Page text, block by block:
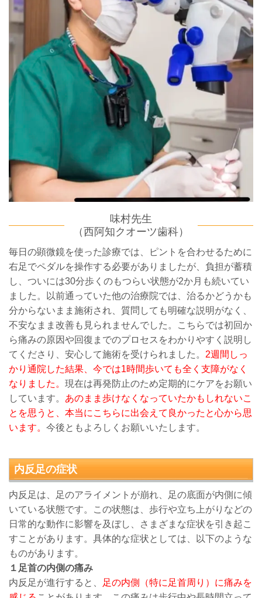
味村先生
（西阿知クオーツ歯科）
毎日の顕微鏡を使った診療では、ピントを合わせるために
右足でペダルを操作する必要がありましたが、負担が蓄積
し、ついには30分歩くのもつらい状態が2か月も続いてい
ました。以前通っていた他の治療院では、治るかどうかも
分からないまま施術され、質問しても明確な説明がなく、
不安なまま改善も見られませんでした。こちらでは初回か
ら痛みの原因や回復までのプロセスをわかりやすく説明し
てくださり、安心して施術を受けられました。 2週間しっ
かり通院した結果、今では1時間歩いても全く支障がなく
なりました。 現在は再発防止のため定期的にケアをお願い
しています。 あのまま歩けなくなっていたかもしれないこ
とを思うと、本当にこちらに出会えて良かったと心から思
います。 今後ともよろしくお願いいたします。
内反足の症状
内反足は、足のアライメントが崩れ、足の底面が内側に傾
いている状態です。この状態は、歩行や立ち上がりなどの
日常的な動作に影響を及ぼし、さまざまな症状を引き起こ
すことがあります。具体的な症状としては、以下のような
ものがあります。
１ 足首の内側の痛み
内反足が進行すると、
足の内側（特に足首周り）に痛みを